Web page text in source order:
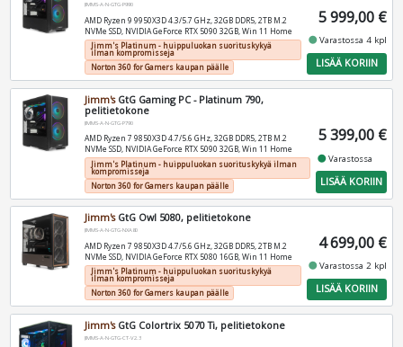
JIMMS-A-N-GTG-P990
AMD Ryzen 9 9950X3D 4.3/5.7 GHz, 32GB DDR5, 2TB M.2
NVMe SSD, NVIDIA GeForce RTX 5090 32GB, Win 11 Home
Jimm's Platinum - huippuluokan suorituskykyä
ilman kompromisseja
Norton 360 for Gamers kaupan päälle
5 999,00 €
fiber_manual_recordVarastossa 4 kpl
LISÄÄ KORIIN
Jimm'sGtG Gaming PC - Platinum 790,
pelitietokone
JIMMS-A-N-GTG-P790
AMD Ryzen 7 9850X3D 4.7/5.6 GHz, 32GB DDR5, 2TB M.2
NVMe SSD, NVIDIA GeForce RTX 5090 32GB, Win 11 Home
Jimm's Platinum - huippuluokan suorituskykyä ilman
kompromisseja
Norton 360 for Gamers kaupan päälle
5 399,00 €
fiber_manual_recordVarastossa
LISÄÄ KORIIN
Jimm'sGtG Owl 5080, pelitietokone
JIMMS-A-N-GTG-NXA80
AMD Ryzen 7 9850X3D 4.7/5.6 GHz, 32GB DDR5, 2TB M.2
NVMe SSD, NVIDIA GeForce RTX 5080 16GB, Win 11 Home
Jimm's Platinum - huippuluokan suorituskykyä
ilman kompromisseja
Norton 360 for Gamers kaupan päälle
4 699,00 €
fiber_manual_recordVarastossa 2 kpl
LISÄÄ KORIIN
Jimm'sGtG Colortrix 5070 Ti, pelitietokone
JIMMS-A-N-GTG-CT-V2.3